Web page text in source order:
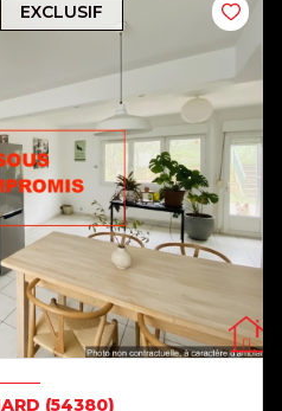
EXCLUSIF
(54380)